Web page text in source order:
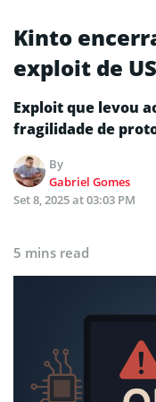
Kinto
exploit de
Exploit que levou
fragilidade de
By
Gabriel Gomes
Set 8, 2025 at 03:03 PM
5 mins read